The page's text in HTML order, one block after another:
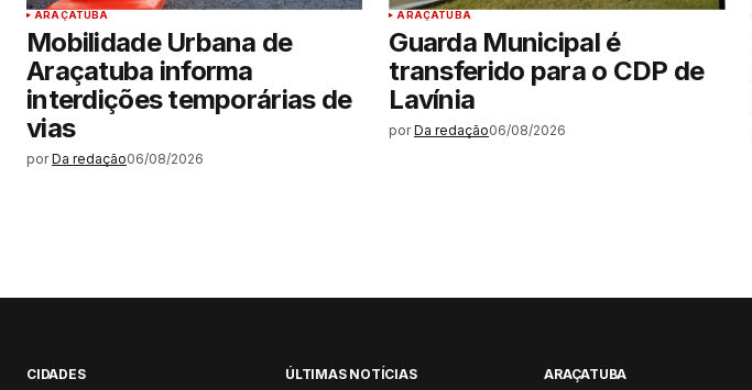
ARAÇATUBA
Mobilidade Urbana de
Araçatuba informa
interdições temporárias de
vias
por Da redação06/08/2026
ARAÇATUBA
Guarda Municipal é
transferido para o CDP de
Lavínia
por Da redação06/08/2026
CIDADES ÚLTIMAS NOTÍCIAS ARAÇATUBA